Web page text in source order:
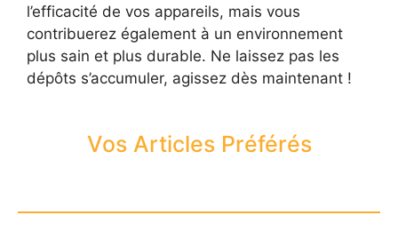
l’efficacité de vos appareils, mais vous
contribuerez également à un environnement
plus sain et plus durable. Ne laissez pas les
dépôts s’accumuler, agissez dès maintenant !
Vos Articles Préférés